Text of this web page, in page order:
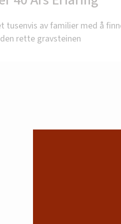
tusenvis av familier med å
den rette gravsteinen
Send